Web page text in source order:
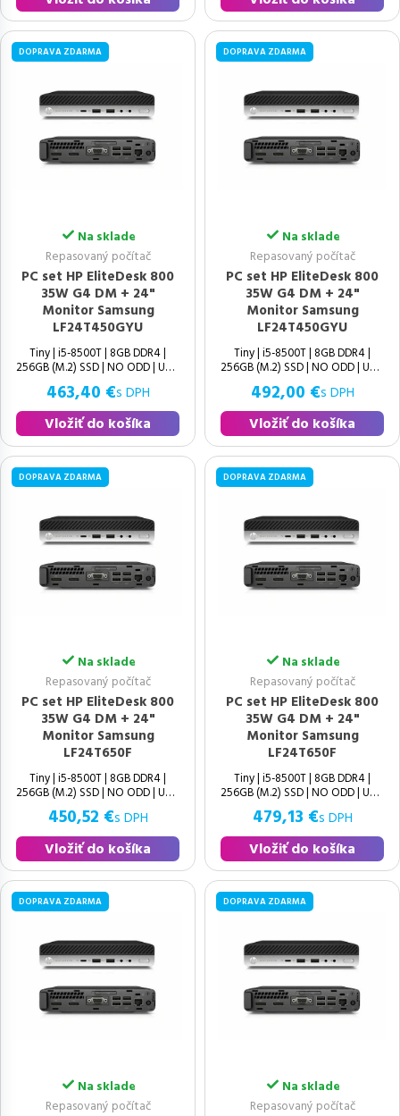
DOPRAVA ZDARMA
Na sklade
Repasovaný počítač
PC set HP EliteDesk 800
35W G4 DM + 24"
Monitor Samsung
LF24T450GYU
Tiny | i5-8500T | 8GB DDR4 |
256GB (M.2) SSD | NO ODD | UHD
463,40 €s DPH
Vložiť do košíka
DOPRAVA ZDARMA
Na sklade
Repasovaný počítač
PC set HP EliteDesk 800
35W G4 DM + 24"
Monitor Samsung
LF24T450GYU
Tiny | i5-8500T | 8GB DDR4 |
256GB (M.2) SSD | NO ODD | UHD
492,00 €s DPH
Vložiť do košíka
DOPRAVA ZDARMA
Na sklade
Repasovaný počítač
PC set HP EliteDesk 800
35W G4 DM + 24"
Monitor Samsung
LF24T650F
Tiny | i5-8500T | 8GB DDR4 |
256GB (M.2) SSD | NO ODD | UHD
450,52 €s DPH
Vložiť do košíka
DOPRAVA ZDARMA
Na sklade
Repasovaný počítač
PC set HP EliteDesk 800
35W G4 DM + 24"
Monitor Samsung
LF24T650F
Tiny | i5-8500T | 8GB DDR4 |
256GB (M.2) SSD | NO ODD | UHD
479,13 €s DPH
Vložiť do košíka
DOPRAVA ZDARMA
Na sklade
Repasovaný počítač
DOPRAVA ZDARMA
Na sklade
Repasovaný počítač